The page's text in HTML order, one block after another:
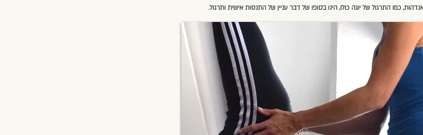
כמו התרגול של יוגה כולו, הינו בסופו של דבר עניין של התנסות אישית ותרגול.